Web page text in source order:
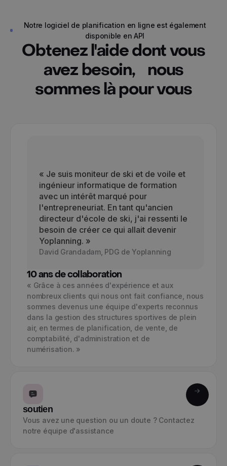
Notre logiciel de planification en ligne est également
disponible en API
Obtenez l'aide dont vous
avez besoin, nous
sommes là pour vous
« Je suis moniteur de ski et de voile et
ingénieur informatique de formation
avec un intérêt marqué pour
l'entrepreneuriat. En tant qu'ancien
directeur d'école de ski, j'ai ressenti le
besoin de créer ce qui allait devenir
Yoplanning. »
David Grandadam, PDG de Yoplanning
10 ans de collaboration
« Grâce à ces années d'expérience et aux
nombreux clients qui nous ont fait confiance, nous
sommes devenus une équipe d'experts reconnus
dans la gestion des structures sportives de plein
air, en termes de planification, de vente, de
comptabilité, d'administration et de
numérisation. »
soutien
Vous avez une question ou un doute ? Contactez
notre équipe d'assistance